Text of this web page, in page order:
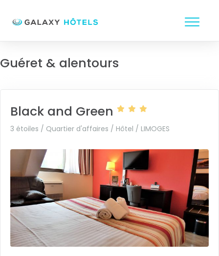
Guéret & alentours
Black and Green
3 étoiles / Quartier d'affaires / Hôtel / LIMOGES